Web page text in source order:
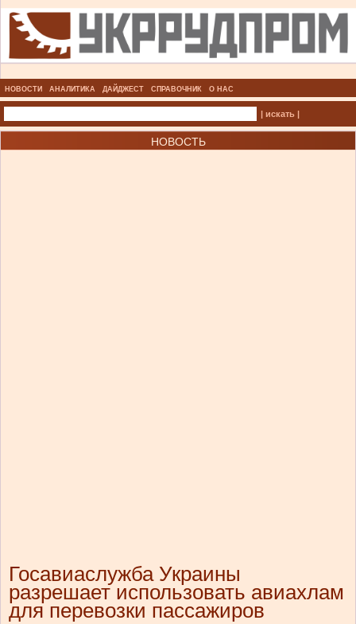
НОВОСТИ АНАЛИТИКА ДАЙДЖЕСТ СПРАВОЧНИК О НАС
| искать |
НОВОСТЬ
Госавиаслужба Украины
разрешает использовать авиахлам
для перевозки пассажиров